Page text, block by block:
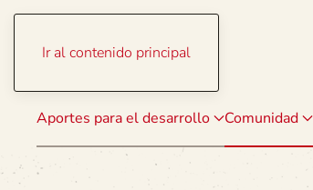
Ir al contenido principal
Aportes para el desarrollo Comunidad